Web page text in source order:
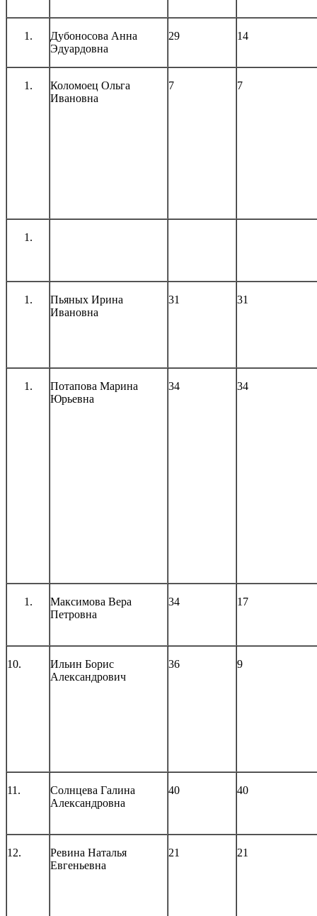
Дубоносова Анна
Эдуардовна
29 14
Коломоец Ольга
Ивановна
7 7
Пьяных Ирина
Ивановна
31 31
Потапова Марина
Юрьевна
34 34
Максимова Вера
Петровна
34 17
10.
Ильин Борис
Александрович
36 9
11.
Солнцева Галина
Александровна
40 40
12.
Ревина Наталья
Евгеньевна
21 21